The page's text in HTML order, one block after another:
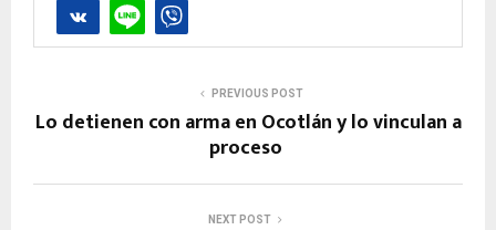
PREVIOUS POST
Lo detienen con arma en Ocotlán y lo vinculan a
proceso
NEXT POST